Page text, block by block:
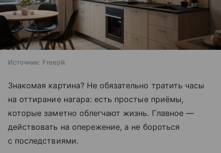
Источник: Freepik
Знакомая картина? Не обязательно тратить часы
на оттирание нагара: есть простые приёмы,
которые заметно облегчают жизнь. Главное —
действовать на опережение, а не бороться
с последствиями.